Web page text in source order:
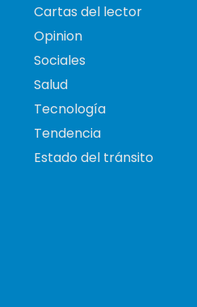
Cartas del lector
Opinion
Sociales
Salud
Tecnología
Tendencia
Estado del tránsito